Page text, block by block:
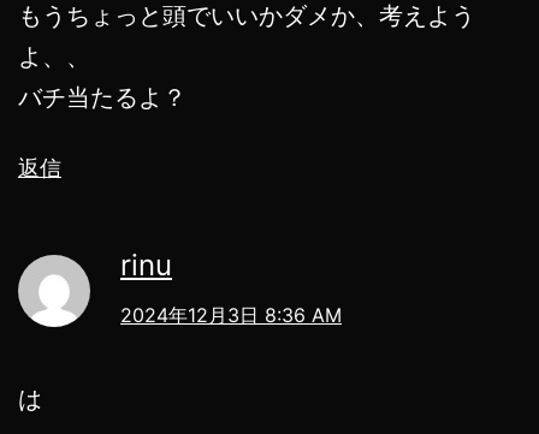
もうちょっと頭でいいかダメか、考えよう
よ、、
バチ当たるよ？
返信
rinu
2024年12月3日 8:36 AM
は